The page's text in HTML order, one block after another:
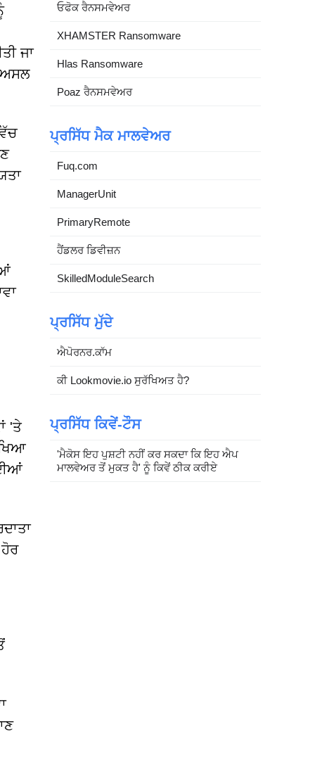
ਜਾ
ਅਸਲ
'ਤੇ
ਓਫੋਕ ਰੈਨਸਮਵੇਅਰ
XHAMSTER Ransomware
Hlas Ransomware
Poaz ਰੈਨਸਮਵੇਅਰ
ਪ੍ਰਸਿੱਧ ਮੈਕ ਮਾਲਵੇਅਰ
Fuq.com
ManagerUnit
PrimaryRemote
ਹੈਂਡਲਰ ਡਿਵੀਜ਼ਨ
SkilledModuleSearch
ਪ੍ਰਸਿੱਧ ਮੁੱਦੇ
ਐਪੋਰਨਰ.ਕਾੱਮ
ਕੀ Lookmovie.io ਸੁਰੱਖਿਅਤ ਹੈ?
ਪ੍ਰਸਿੱਧ ਕਿਵੇਂ-ਟੌਸ
'ਮੈਕੋਸ ਇਹ ਪੁਸ਼ਟੀ ਨਹੀਂ ਕਰ ਸਕਦਾ ਕਿ ਇਹ ਐਪ
ਮਾਲਵੇਅਰ ਤੋਂ ਮੁਕਤ ਹੈ' ਨੂੰ ਕਿਵੇਂ ਠੀਕ ਕਰੀਏ